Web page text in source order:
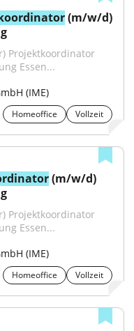
(m/w/d)
Projektkoordinator
Essen...
(IME)
Homeoffice Vollzeit
(m/w/d)
Projektkoordinator
Essen...
(IME)
Homeoffice Vollzeit